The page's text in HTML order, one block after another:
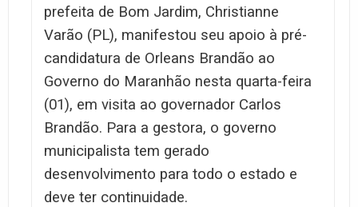
prefeita de Bom Jardim, Christianne
Varão (PL), manifestou seu apoio à pré-
candidatura de Orleans Brandão ao
Governo do Maranhão nesta quarta-feira
(01), em visita ao governador Carlos
Brandão. Para a gestora, o governo
municipalista tem gerado
desenvolvimento para todo o estado e
deve ter continuidade.